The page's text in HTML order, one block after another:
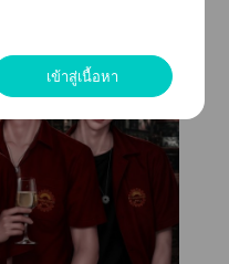
เข้าสู่เนื้อหา